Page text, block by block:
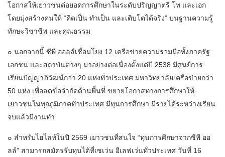
โอกาสให้เยาวชนต่อยอดการศึกษาในระดับปริญญาตรี โท และเอก
โดยมุ่งสร้างคนให้ “คิดเป็น ทำเป็น และเติบโตได้จริง” บนฐานความรู้
ทักษะวิชาชีพ และคุณธรรม
๐ นอกจากนี้ ซีพี ออลล์เชื่อมโยง 12 เครือข่ายความร่วมมือทั้งภาครัฐ
เอกชน และสถาบันต่างๆ มาอย่างต่อเนื่องตั้งแต่ปี 2538 มีศูนย์การ
เรียนปัญญาภิวัฒน์กว่า 20 แห่งทั่วประเทศ มหาวิทยาลัยเครือข่ายกว่า
50 แห่ง เพื่อลดข้อจำกัดด้านพื้นที่ ขยายโอกาสทางการศึกษาให้
เยาวชนในทุกภูมิภาคทั่วประเทศ มีทุนการศึกษา มีรายได้ระหว่างเรียน
จบแล้วมีงานทำ
๐ สำหรับไฮไลท์ในปี 2569 เยาวชนที่สนใจ “ทุนการศึกษาจากซีพี ออ
ลล์” สามารถสมัครรับทุนได้ที่เซเว่น อีเลฟเว่นทั่วประเทศ วันที่ 16